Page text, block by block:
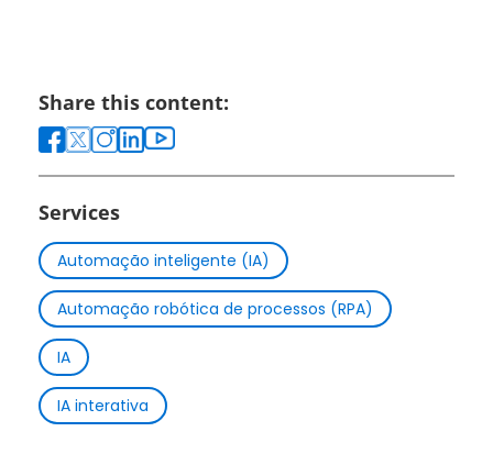
Share this content:
Services
Automação inteligente (IA)
Automação robótica de processos (RPA)
IA
IA interativa